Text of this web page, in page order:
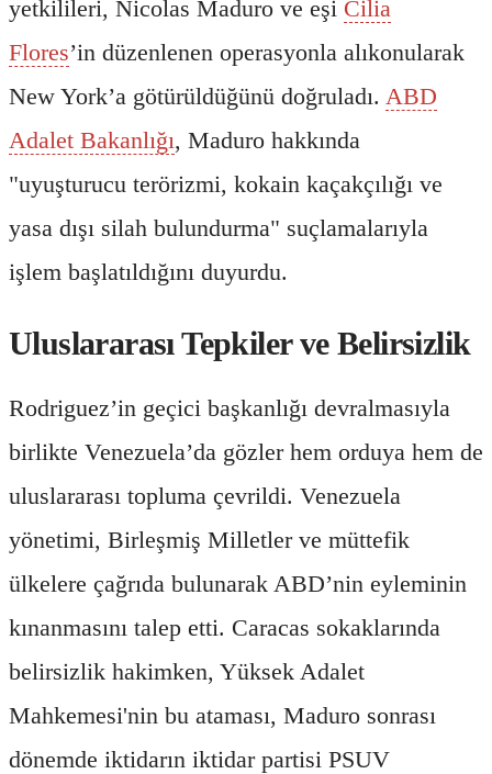
yetkilileri, Nicolas Maduro ve eşi Cilia
Flores’in düzenlenen operasyonla alıkonularak
New York’a götürüldüğünü doğruladı. ABD
Adalet Bakanlığı, Maduro hakkında
"uyuşturucu terörizmi, kokain kaçakçılığı ve
yasa dışı silah bulundurma" suçlamalarıyla
işlem başlatıldığını duyurdu.
Uluslararası Tepkiler ve Belirsizlik
Rodriguez’in geçici başkanlığı devralmasıyla
birlikte Venezuela’da gözler hem orduya hem de
uluslararası topluma çevrildi. Venezuela
yönetimi, Birleşmiş Milletler ve müttefik
ülkelere çağrıda bulunarak ABD’nin eyleminin
kınanmasını talep etti. Caracas sokaklarında
belirsizlik hakimken, Yüksek Adalet
Mahkemesi'nin bu ataması, Maduro sonrası
dönemde iktidarın iktidar partisi PSUV